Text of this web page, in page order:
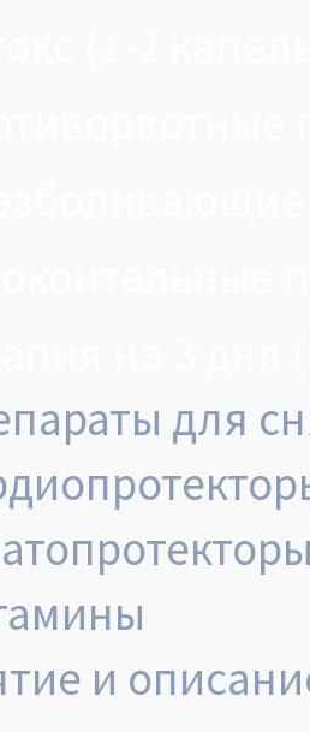
(1-2
на 3 дня
для
и